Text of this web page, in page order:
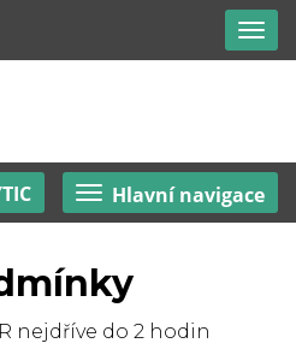
Hlavní navigace
nejdříve do 2 hodin